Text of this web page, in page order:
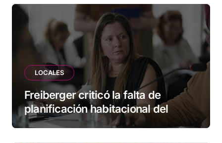
LOCALES
Freiberger criticó la falta de
planificación habitacional del
Municipio: “Vuoto deja afuera a